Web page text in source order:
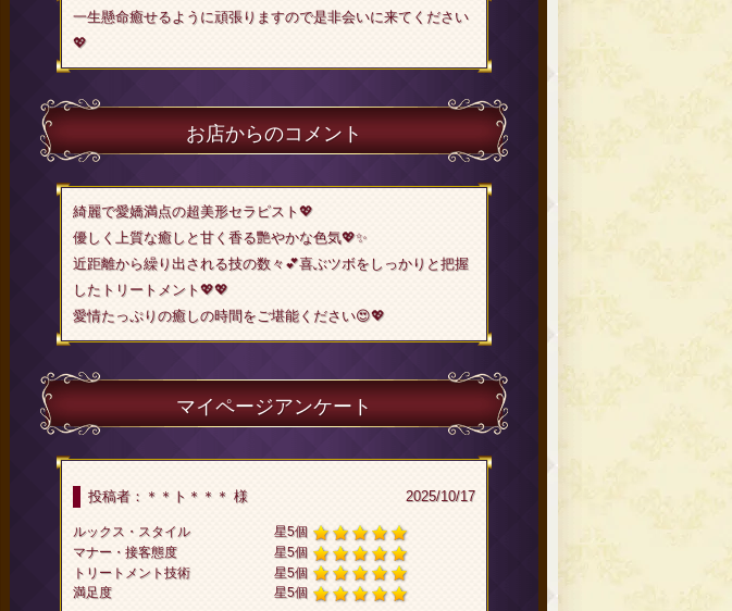
一生懸命癒せるように頑張りますので是非会いに来てください
💖
お店からのコメント
綺麗で愛嬌満点の超美形セラピスト💖
優しく上質な癒しと甘く香る艷やかな色気💖✨
近距離から繰り出される技の数々💕喜ぶツボをしっかりと把握
したトリートメント💖💖
愛情たっぷりの癒しの時間をご堪能ください😍💖
マイページアンケート
投稿者：＊＊ト＊＊＊ 様 2025/10/17
ルックス・スタイル
星5個
マナー・接客態度
星5個
トリートメント技術
星5個
満足度
星5個